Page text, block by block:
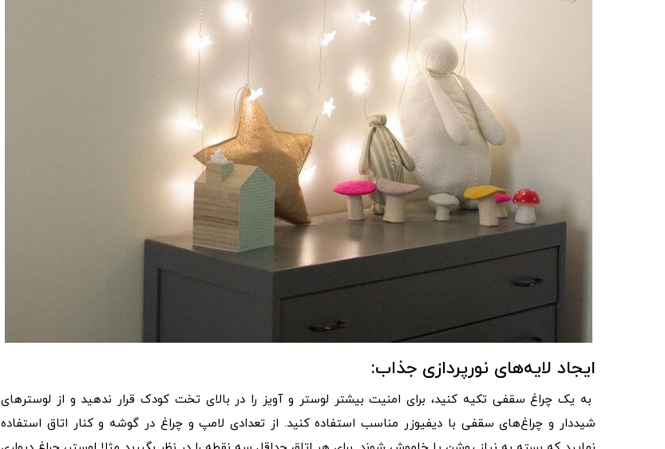
ایجاد لایه‌های نورپردازی جذاب:
به یک چراغ سقفی تکیه کنید، برای امنیت بیشتر لوستر و آویز را در بالای تخت کودک قرار ندهید و از لوسترهای
شیددار و چراغ‌های سقفی با دیفیوزر مناسب استفاده کنید. از تعدادی لامپ و چراغ در گوشه و کنار اتاق استفاده